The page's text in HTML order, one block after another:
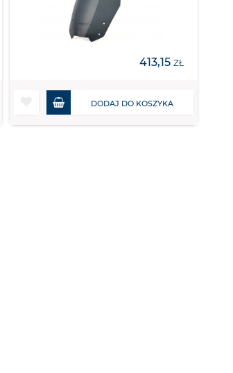
413,15 ZŁ
DODAJ DO KOSZYKA